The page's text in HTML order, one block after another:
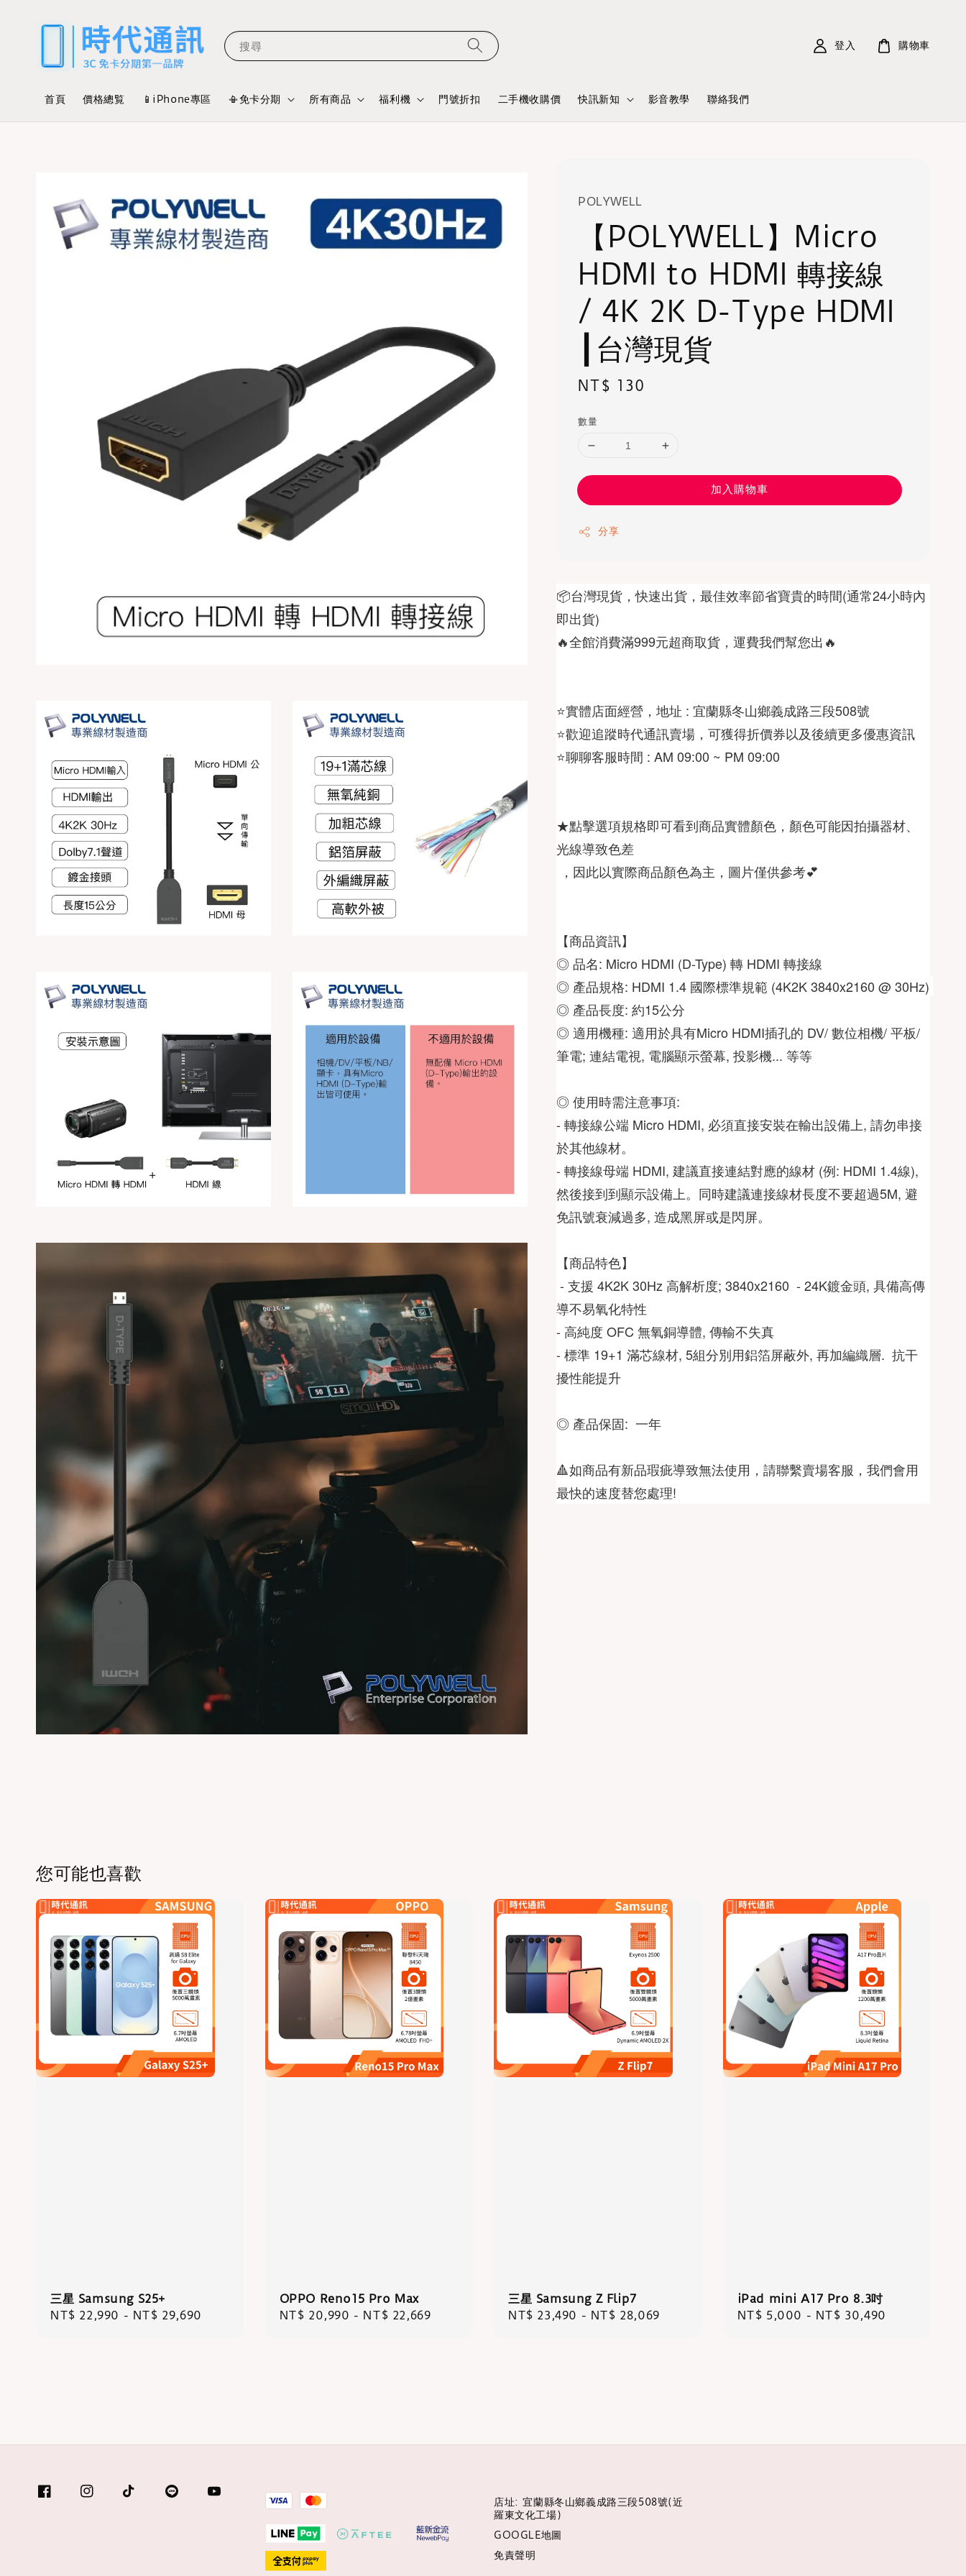
搜尋
首頁 價格總覧 📱iPhone專區 📳免卡分期 所有商品 福利機 門號折扣 二手機收購價 快訊新知 影音教學 聯絡我們
登入 購物車
POLYWELL
【POLYWELL】Micro
HDMI to HDMI 轉接線
/ 4K 2K D-Type HDMI
┃台灣現貨
Regular
NT$ 130
數量
加入購物車
分享
📦台灣現貨，快速出貨，最佳效率節省寶貴的時間(通常24小時內
🔥全館消費滿999元超商取貨，運費我們幫您出🔥
⭐️聊聊客服時間 : AM 09:00 ~ PM 09:00
★點擊選項規格即可看到商品實體顏色，顏色可能因拍攝器材、
，因此以實際商品顏色為主，圖片僅供參考💕
◎ 品名: Micro HDMI (D-Type) 轉 HDMI 轉接線
◎ 產品長度: 約15公分
◎ 適用機種: 適用於具有Micro HDMI插孔的 DV/ 數位相機/ 平板/
筆電; 連結電視, 電腦顯示螢幕, 投影機... 等等
◎ 使用時需注意事項:
- 轉接線公端 Micro HDMI, 必須直接安裝在輸出設備上, 請勿串接
於其他線材。
- 轉接線母端 HDMI, 建議直接連結對應的線材 (例: HDMI 1.4線),
然後接到到顯示設備上。同時建議連接線材長度不要超過5M, 避
免訊號衰減過多, 造成黑屏或是閃屏。
- 支援 4K2K 30Hz 高解析度; 3840x2160  - 24K鍍金頭, 具備高傳
導不易氧化特性
- 高純度 OFC 無氧銅導體, 傳輸不失真
- 標準 19+1 滿芯線材, 5組分別用鋁箔屏蔽外, 再加編織層.  抗干
擾性能提升
◎ 產品保固:  一年
🔺如商品有新品瑕疵導致無法使用，請聯繫賣場客服，我們會用
最快的速度替您處理!
您可能也喜歡
三星 Samsung S25+
Regular
NT$ 22,990 - NT$ 29,690
OPPO Reno15 Pro Max
Regular
NT$ 20,990 - NT$ 22,669
三星 Samsung Z Flip7
Regular
NT$ 23,490 - NT$ 28,069
iPad mini A17 Pro 8.3吋
Regular
NT$ 5,000 - NT$ 30,490
店址: 宜蘭縣冬山鄉義成路三段508號(近
羅東文化工場)
GOOGLE地圖
免責聲明